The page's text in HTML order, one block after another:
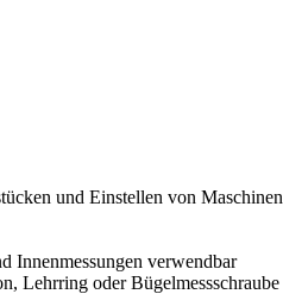
und Einstellen von Maschinen
Innenmessungen verwendbar
Lehrring oder Bügelmessschraube